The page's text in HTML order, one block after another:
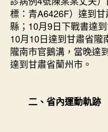
標：青A6426F）達到
縣；10月9日下戰書達
10月10日達到甘肅省隴
隴南市官鵝溝，當晚達
達到甘肅省蘭州市。
二、省內運動軌跡